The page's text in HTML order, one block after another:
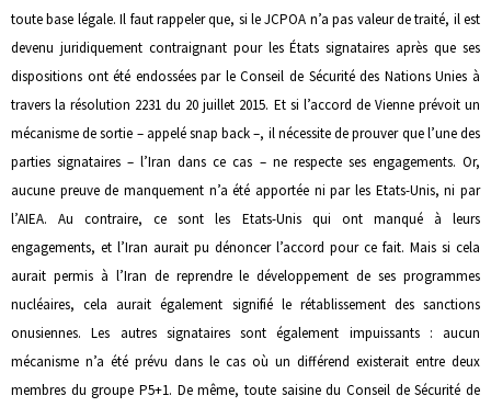
toute base légale. Il faut rappeler que, si le JCPOA n’a pas valeur de traité, il est
devenu juridiquement contraignant pour les États signataires après que ses
dispositions ont été endossées par le Conseil de Sécurité des Nations Unies à
travers la résolution 2231 du 20 juillet 2015. Et si l’accord de Vienne prévoit un
mécanisme de sortie – appelé snap back –, il nécessite de prouver que l’une des
parties signataires – l’Iran dans ce cas – ne respecte ses engagements. Or,
aucune preuve de manquement n’a été apportée ni par les Etats-Unis, ni par
l’AIEA. Au contraire, ce sont les Etats-Unis qui ont manqué à leurs
engagements, et l’Iran aurait pu dénoncer l’accord pour ce fait. Mais si cela
aurait permis à l’Iran de reprendre le développement de ses programmes
nucléaires, cela aurait également signifié le rétablissement des sanctions
onusiennes. Les autres signataires sont également impuissants : aucun
mécanisme n’a été prévu dans le cas où un différend existerait entre deux
membres du groupe P5+1. De même, toute saisine du Conseil de Sécurité de